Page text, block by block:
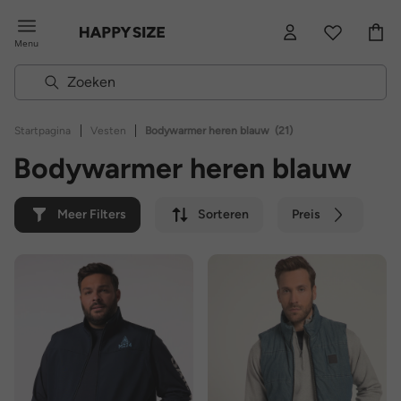
Menu
Startpagina | Vesten | Bodywarmer heren blauw (21)
Bodywarmer heren blauw
Meer Filters Sorteren Preis